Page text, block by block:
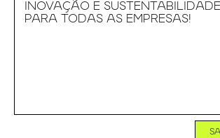
INOVAÇÃO E
PARA TODAS AS EMPRESAS!